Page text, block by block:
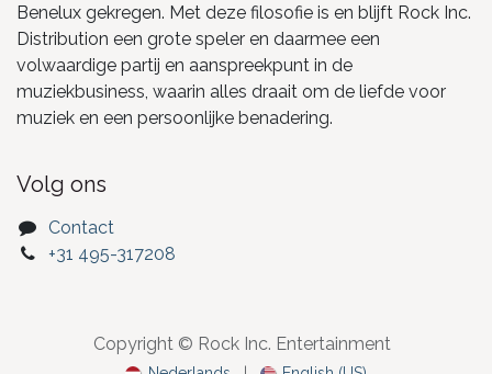
Benelux gekregen. Met deze filosofie is en blijft Rock Inc.
Distribution een grote speler en daarmee een
volwaardige partij en aanspreekpunt in de
muziekbusiness, waarin alles draait om de liefde voor
muziek en een persoonlijke benadering.
Volg ons
Contact
+31 495-317208
Copyright © Rock Inc. Entertainment